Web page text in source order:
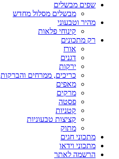
שפים מבשלים
מבשלים מסלול מחדש
מהיר וטבעוני
קינוחי פלאות
רק מתכונים
אורז
דגנים
ירקות
כריכים, ממרחים והברקות
מאפים
מרקים
פסטה
קטניות
קציצות טבעוניות
מתוק
מתכוני חגים
מתכוני וידאו
הרשמה לאתר